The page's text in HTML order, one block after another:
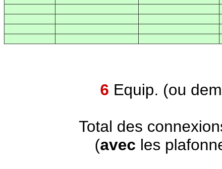
6 Equip. (ou
Total des
(avec les